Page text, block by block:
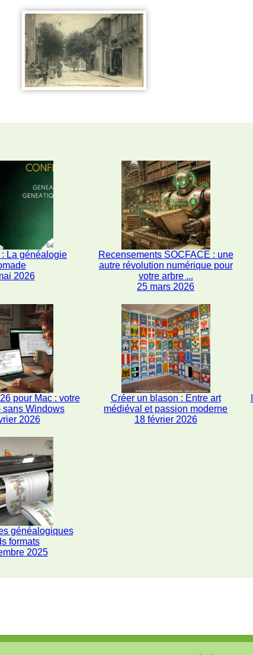
La généalogie
2026
Recensements SOCFACE : une
autre révolution numérique pour
votre arbre ...
25 mars 2026
pour Mac : votre
Windows
2026
Créer un blason : Entre art
médiéval et passion moderne
18 février 2026
généalogiques
formats
2025